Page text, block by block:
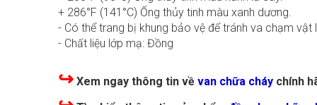
+ 286°F (141°C) Ống thủy tinh màu xanh dương.
- Có thể trang bị khung bảo vệ để tránh va chạm vật
- Chất liệu lớp mạ: Đồng
↪ Xem ngay thông tin về van chữa cháy chính